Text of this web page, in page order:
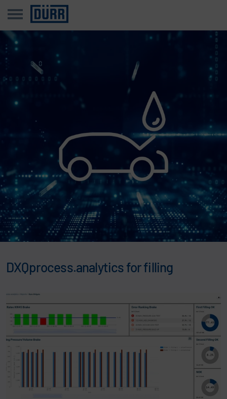
DXQprocess.analytics for filling